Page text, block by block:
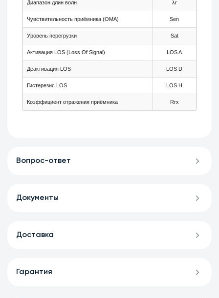
Диапазон длин волн λr
Чувствительность приёмника (OMA) Sen
Уровень перегрузки Sat
Активация LOS (Loss Of Signal) LOS A
Деактивация LOS LOS D
Гистерезис LOS LOS H
Коэффициент отражения приёмника Rrx
Вопрос-ответ
Документы
Доставка
Гарантия